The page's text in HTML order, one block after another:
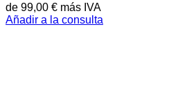
de 99,00 € más IVA
Añadir a la consulta